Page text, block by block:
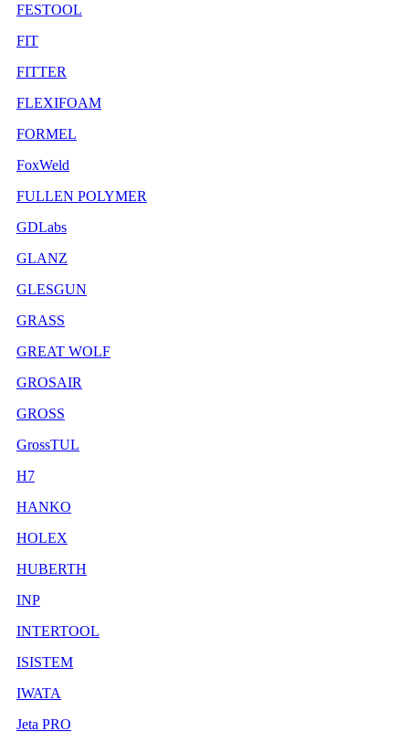
FESTOOL
FIT
FITTER
FLEXIFOAM
FORMEL
FoxWeld
FULLEN POLYMER
GDLabs
GLANZ
GLESGUN
GRASS
GREAT WOLF
GROSAIR
GROSS
GrossTUL
H7
HANKO
HOLEX
HUBERTH
INP
INTERTOOL
ISISTEM
IWATA
Jeta PRO